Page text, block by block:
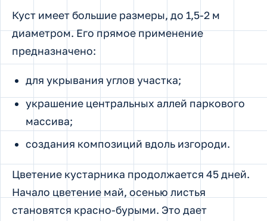
Куст имеет большие размеры, до 1,5-2 м
диаметром. Его прямое применение
предназначено:
для укрывания углов участка;
украшение центральных аллей паркового
массива;
создания композиций вдоль изгороди.
Цветение кустарника продолжается 45 дней.
Начало цветение май, осенью листья
становятся красно-бурыми. Это дает